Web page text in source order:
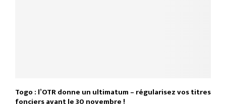
Togo : l’OTR donne un ultimatum – régularisez vos titres